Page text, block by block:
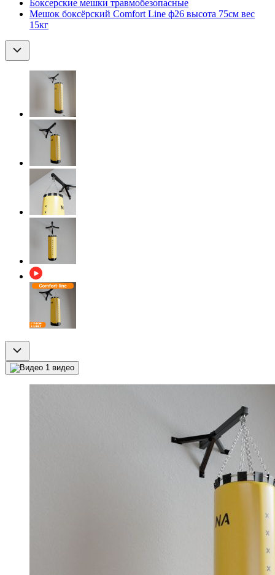
Боксерские мешки травмобезопасные
Мешок боксёрский Comfort Line ф26 высота 75см вес
15кг
1 видео